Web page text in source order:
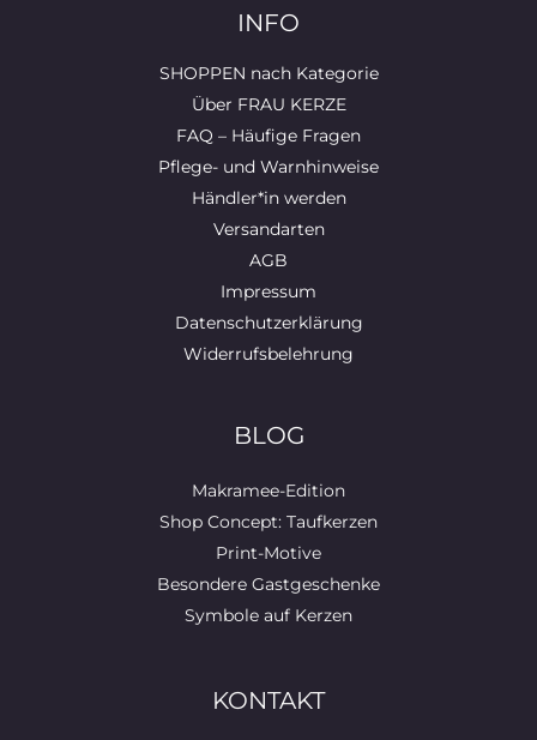
INFO
SHOPPEN nach Kategorie
Über FRAU KERZE
FAQ – Häufige Fragen
Pflege- und Warnhinweise
Händler*in werden
Versandarten
AGB
Impressum
Datenschutzerklärung
Widerrufsbelehrung
BLOG
Makramee-Edition
Shop Concept: Taufkerzen
Print-Motive
Besondere Gastgeschenke
Symbole auf Kerzen
KONTAKT